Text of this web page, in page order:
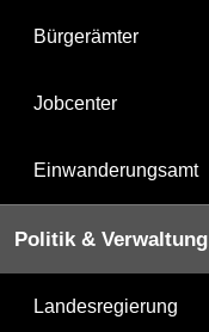
Bürgerämter
Jobcenter
Einwanderungsamt
Politik & Verwaltung
Landesregierung